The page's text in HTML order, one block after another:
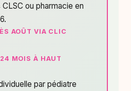
ou pharmacie en
AOÛT VIA CLIC
MOIS À HAUT
par pédiatre